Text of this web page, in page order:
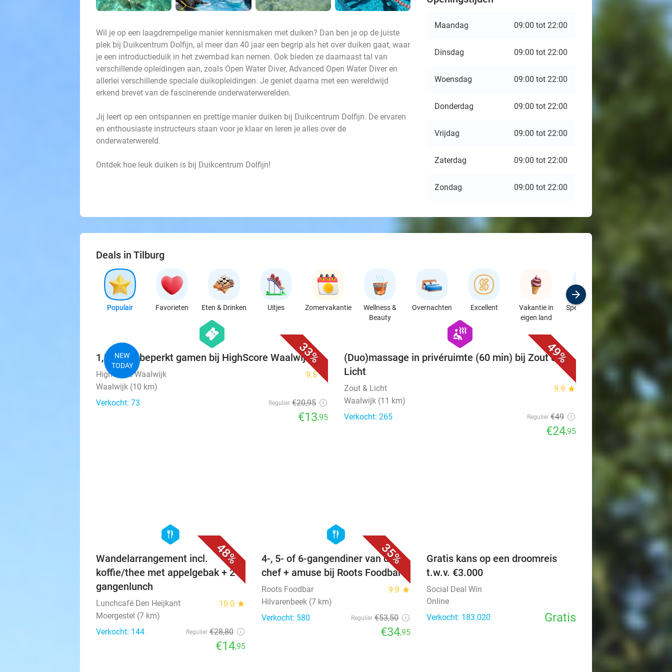
Wil je op een laagdrempelige manier kennismaken met duiken? Dan ben je op de juiste
plek bij Duikcentrum Dolfijn, al meer dan 40 jaar een begrip als het over duiken gaat, waar
je een introductieduik in het zwembad kan nemen. Ook bieden ze daarnaast tal van
verschillende opleidingen aan, zoals Open Water Diver, Advanced Open Water Diver en
allerlei verschillende speciale duikopleidingen. Je geniet daarna met een wereldwijd
erkend brevet van de fascinerende onderwaterwerelden.
Jij leert op een ontspannen en prettige manier duiken bij Duikcentrum Dolfijn. De ervaren
en enthousiaste instructeurs staan voor je klaar en leren je alles over de
onderwaterwereld.
Ontdek hoe leuk duiken is bij Duikcentrum Dolfijn!
Maandag 09:00 tot 22:00
Dinsdag 09:00 tot 22:00
Woensdag 09:00 tot 22:00
Donderdag 09:00 tot 22:00
Vrijdag 09:00 tot 22:00
Zaterdag 09:00 tot 22:00
Zondag 09:00 tot 22:00
Deals in Tilburg
Populair Favorieten Eten & Drinken Uitjes Zomervakantie
Wellness &
Beauty
Overnachten Excellent
Vakantie in
eigen land
Speciaalzaken
33%
NEW
TODAY
hexagon
events
1,5 uur onbeperkt gamen bij HighScore Waalwijk
HighScore Waalwijk 9.5star
Waalwijk (10 km)
Verkocht: 73
Regulier €20,95
€13,95
49%
hexagon
wellness
(Duo)massage in privéruimte (60 min) bij Zout &
Licht
Zout & Licht 9.9 star
Waalwijk (11 km)
Verkocht: 265
Regulier €49
€24,95
48%
hexagon
food
Wandelarrangement incl.
koffie/thee met appelgebak + 2-
gangenlunch
Lunchcafé Den Heijkant 10.0 star
Moergestel (7 km)
Verkocht: 144
Regulier €28,80
€14,95
35%
hexagon
food
4-, 5- of 6-gangendiner van de
chef + amuse bij Roots Foodbar
Roots Foodbar 9.9 star
Hilvarenbeek (7 km)
Verkocht: 580
Regulier €53,50
€34,95
Gratis kans op een droomreis
t.w.v. €3.000
Social Deal Win
Online
Verkocht: 183.020
Gratis